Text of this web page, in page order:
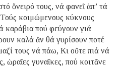
ὄνειρό τους, νά φανεῖ ἀπ’ τά
κοιμώμενους κύκνους
καράβια πού φεύγουν γιά
καλά ἄν θά γυρίσουν ποτέ
τους νά πάω, Κι οὔτε πιά νά
ὡραῖες γυναῖκες, πού κοιτᾶνε